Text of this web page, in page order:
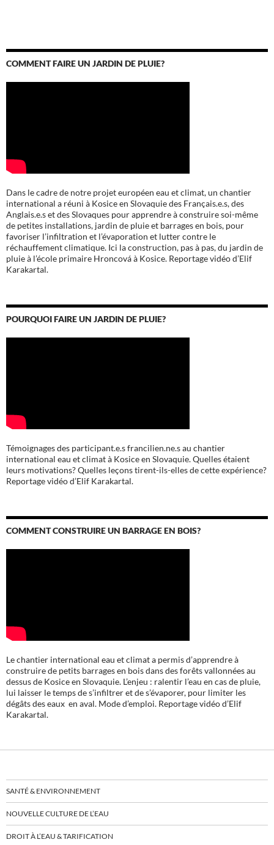
COMMENT FAIRE UN JARDIN DE PLUIE?
Dans le cadre de notre projet européen eau et climat, un chantier
international a réuni à Kosice en Slovaquie des Français.e.s, des
Anglais.e.s et des Slovaques pour apprendre à construire soi-même
de petites installations, jardin de pluie et barrages en bois, pour
favoriser l’infiltration et l’évaporation et lutter contre le
réchauffement climatique. Ici la construction, pas à pas, du jardin de
pluie à l’école primaire Hroncová à Kosice. Reportage vidéo d’Elif
Karakartal.
POURQUOI FAIRE UN JARDIN DE PLUIE?
Témoignages des participant.e.s francilien.ne.s au chantier
international eau et climat à Kosice en Slovaquie. Quelles étaient
leurs motivations? Quelles leçons tirent-ils-elles de cette expérience?
Reportage vidéo d’Elif Karakartal.
COMMENT CONSTRUIRE UN BARRAGE EN BOIS?
Le chantier international eau et climat a permis d’apprendre à
construire de petits barrages en bois dans des forêts vallonnées au
dessus de Kosice en Slovaquie. L’enjeu : ralentir l’eau en cas de pluie,
lui laisser le temps de s’infiltrer et de s’évaporer, pour limiter les
dégâts des eaux en aval. Mode d’emploi. Reportage vidéo d’Elif
Karakartal.
SANTÉ & ENVIRONNEMENT
NOUVELLE CULTURE DE L’EAU
DROIT À L’EAU & TARIFICATION